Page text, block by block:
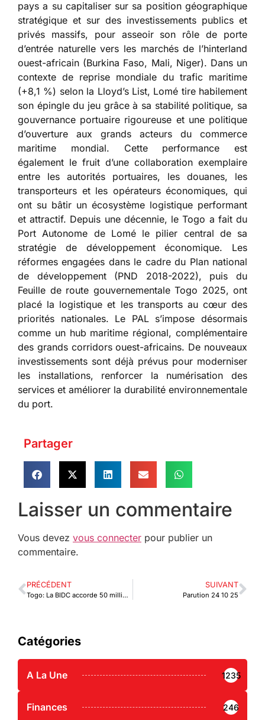
pays a su capitaliser sur sa position géographique
stratégique et sur des investissements publics et
privés massifs, pour asseoir son rôle de porte
d’entrée naturelle vers les marchés de l’hinterland
ouest-africain (Burkina Faso, Mali, Niger). Dans un
contexte de reprise mondiale du trafic maritime
(+8,1 %) selon la Lloyd’s List, Lomé tire habilement
son épingle du jeu grâce à sa stabilité politique, sa
gouvernance portuaire rigoureuse et une politique
d’ouverture aux grands acteurs du commerce
maritime mondial. Cette performance est
également le fruit d’une collaboration exemplaire
entre les autorités portuaires, les douanes, les
transporteurs et les opérateurs économiques, qui
ont su bâtir un écosystème logistique performant
et attractif. Depuis une décennie, le Togo a fait du
Port Autonome de Lomé le pilier central de sa
stratégie de développement économique. Les
réformes engagées dans le cadre du Plan national
de développement (PND 2018-2022), puis du
Feuille de route gouvernementale Togo 2025, ont
placé la logistique et les transports au cœur des
priorités nationales. Le PAL s’impose désormais
comme un hub maritime régional, complémentaire
des grands corridors ouest-africains. De nouveaux
investissements sont déjà prévus pour moderniser
les installations, renforcer la numérisation des
services et améliorer la durabilité environnementale
du port.
Partager
Laisser un commentaire
Vous devez vous connecter pour publier un
commentaire.
PRÉCÉDENT
Togo: La BIDC accorde 50 millions d’euros à Planet One Education
SUIVANT
Parution 24 10 25
Catégories
A La Une 1235
Finances 246